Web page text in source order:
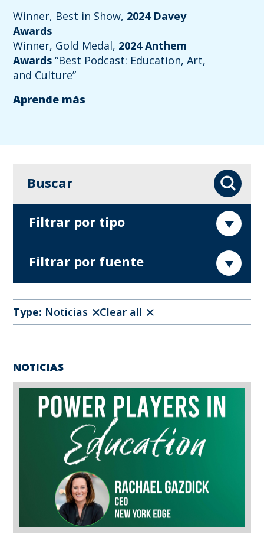
Winner, Best in Show, 2024 Davey
Awards
Winner, Gold Medal, 2024 Anthem
Awards “Best Podcast: Education, Art,
and Culture”
Aprende más
Filtrar por tipo
Filtrar por fuente
Buscar Buscar
Type: Noticias Clear all
NOTICIAS